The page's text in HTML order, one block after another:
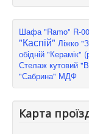
Шафа "Ramo" R-
"Каспій" Ліжко
обідній "Керамік"
Стелаж кутовий
"Сабрина" МДФ
Карта